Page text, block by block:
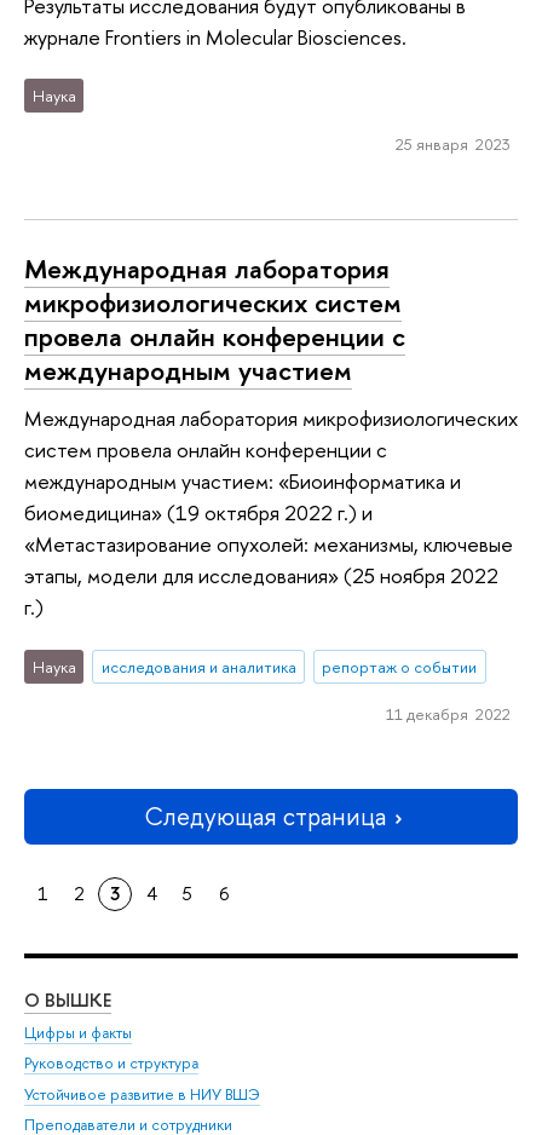
журнале Frontiers in Molecular Biosciences.
Наука
25 января 2023
Международная лаборатория
микрофизиологических систем
провела онлайн конференции с
международным участием
Международная лаборатория микрофизиологических
систем провела онлайн конференции с
международным участием: «Биоинформатика и
биомедицина» (19 октября 2022 г.) и
«Метастазирование опухолей: механизмы, ключевые
этапы, модели для исследования» (25 ноября 2022
г.)
Наука исследования и аналитика репортаж о событии
11 декабря 2022
Следующая страница
1 2 3 4 5 6
О ВЫШКЕ
Цифры и факты
Руководство и структура
Устойчивое развитие в НИУ ВШЭ
Преподаватели и сотрудники